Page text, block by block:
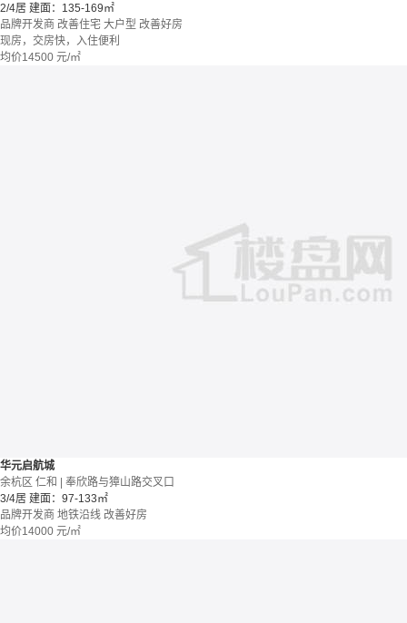
2/4居 建面：135-169㎡
品牌开发商 改善住宅 大户型 改善好房
现房，交房快，入住便利
均价14500 元/㎡
华元启航城
余杭区 仁和 | 奉欣路与獐山路交叉口
3/4居 建面：97-133㎡
品牌开发商 地铁沿线 改善好房
均价14000 元/㎡